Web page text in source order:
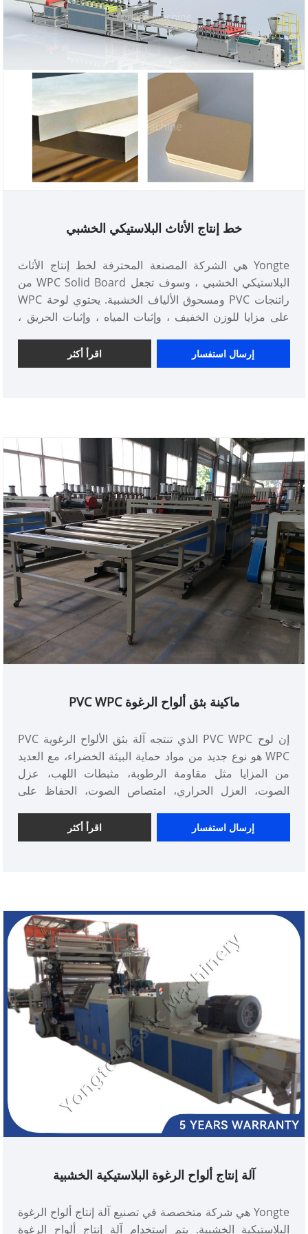
خط إنتاج الأثاث البلاستيكي الخشبي
Yongte هي الشركة المصنعة المحترفة لخط إنتاج الأثاث
البلاستيكي الخشبي ، وسوف تجعل WPC Solid Board من
راتنجات PVC ومسحوق الألياف الخشبية. يحتوي لوحة WPC
على مزايا للوزن الخفيف ، وإثبات المياه ، وإثبات الحريق ،
العالية والمظهر الجميل.
اقرأ أكثر إرسال استفسار
ماكينة بثق ألواح الرغوة PVC WPC
إن لوح PVC WPC الذي تنتجه آلة بثق الألواح الرغوية PVC
WPC هو نوع جديد من مواد حماية البيئة الخضراء، مع العديد
من المزايا مثل مقاومة الرطوبة، مثبطات اللهب، عزل
الصوت، العزل الحراري، امتصاص الصوت، الحفاظ على
إلى ذلك. يمكن استخدامه على نطاق واسع في زخرفة الجدران
الساتر، والديكور الداخلي، ومواد التسقيف، وتزيين المصاعد،
اقرأ أكثر إرسال استفسار
آلة إنتاج ألواح الرغوة البلاستيكية الخشبية
Yongte هي شركة متخصصة في تصنيع آلة إنتاج ألواح الرغوة
البلاستيكية الخشبية. يتم استخدام آلة إنتاج ألواح الرغوة